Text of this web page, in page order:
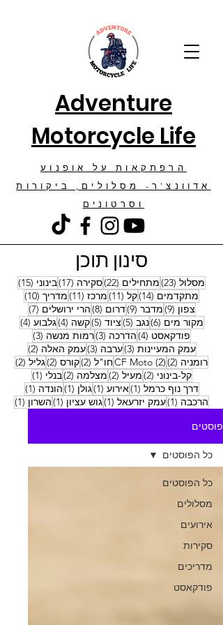
Adventure
Motorcycle Life
הרפתקאות על אופנוע
אדוונצ'ר- מסלולים, ביקורות
וסרטונים
סינון תוכן
מסלול (23) 23 פוסטים
מתחילים (22) 22 פוסטים
סקירה (17) 17 פוסטים
בינוני (15)
15 פוסטים
מתקדמים (14) 14 פוסטים
קל (11) 11 פוסטים
מרכז (11) 11 פוסטים
מדריך (10)
10 פוסטים
צפון (9) 9 פוסטיםמדבר (9) 9 פוסטיםדרום (8) 8 פוסטיםהרי ירושלים (7) 7 פוסטים
מקור מים (6) 6 פוסטיםנגב (5) 5 פוסטיםציוד (5) 5 פוסטיםקשה (4) 4 פוסטיםגלבוע (4) 4 פוסטים
פודקאסט (4) 4 פוסטיםהדרכה (3) 3 פוסטיםרמות מנשה (3) 3 פוסטים
עמק המעיינות (3) 3 פוסטיםערבה (3) 3 פוסטיםעמק האלה (2) 2 פוסטים
רומניה (2) 2 פוסטים CF Moto (2) 2 פוסטיםחו"ל (2) 2 פוסטיםקורס (2) 2 פוסטיםגליל (2) 2 פוסטים
קל-בינוני (2) 2 פוסטיםמעיל (2) 2 פוסטיםמצלמה (2) 2 פוסטיםבנלי (1) פוסט 1
דרך נוף כרמל (1) פוסט 1
אירוע (1) פוסט 1
גולן (1) פוסט 1
הונדה (1) פוסט 1
הרכבה (1) פוסט 1
עמק יזרעאל (1) פוסט 1
גוש עציון (1) פוסט 1
השרון (1)
פוסטים
כל הפוסטים
מסלולים
אירועים
סקירות
מדריכים
פודקאסט
כל הפוסטים